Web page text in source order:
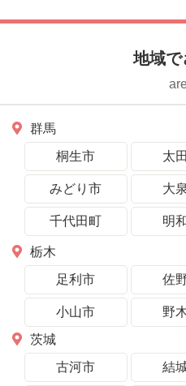
地域で
群馬
桐生市
太
みどり市 大
千代田町 明
栃木
足利市
佐
小山市
野
茨城
古河市
結